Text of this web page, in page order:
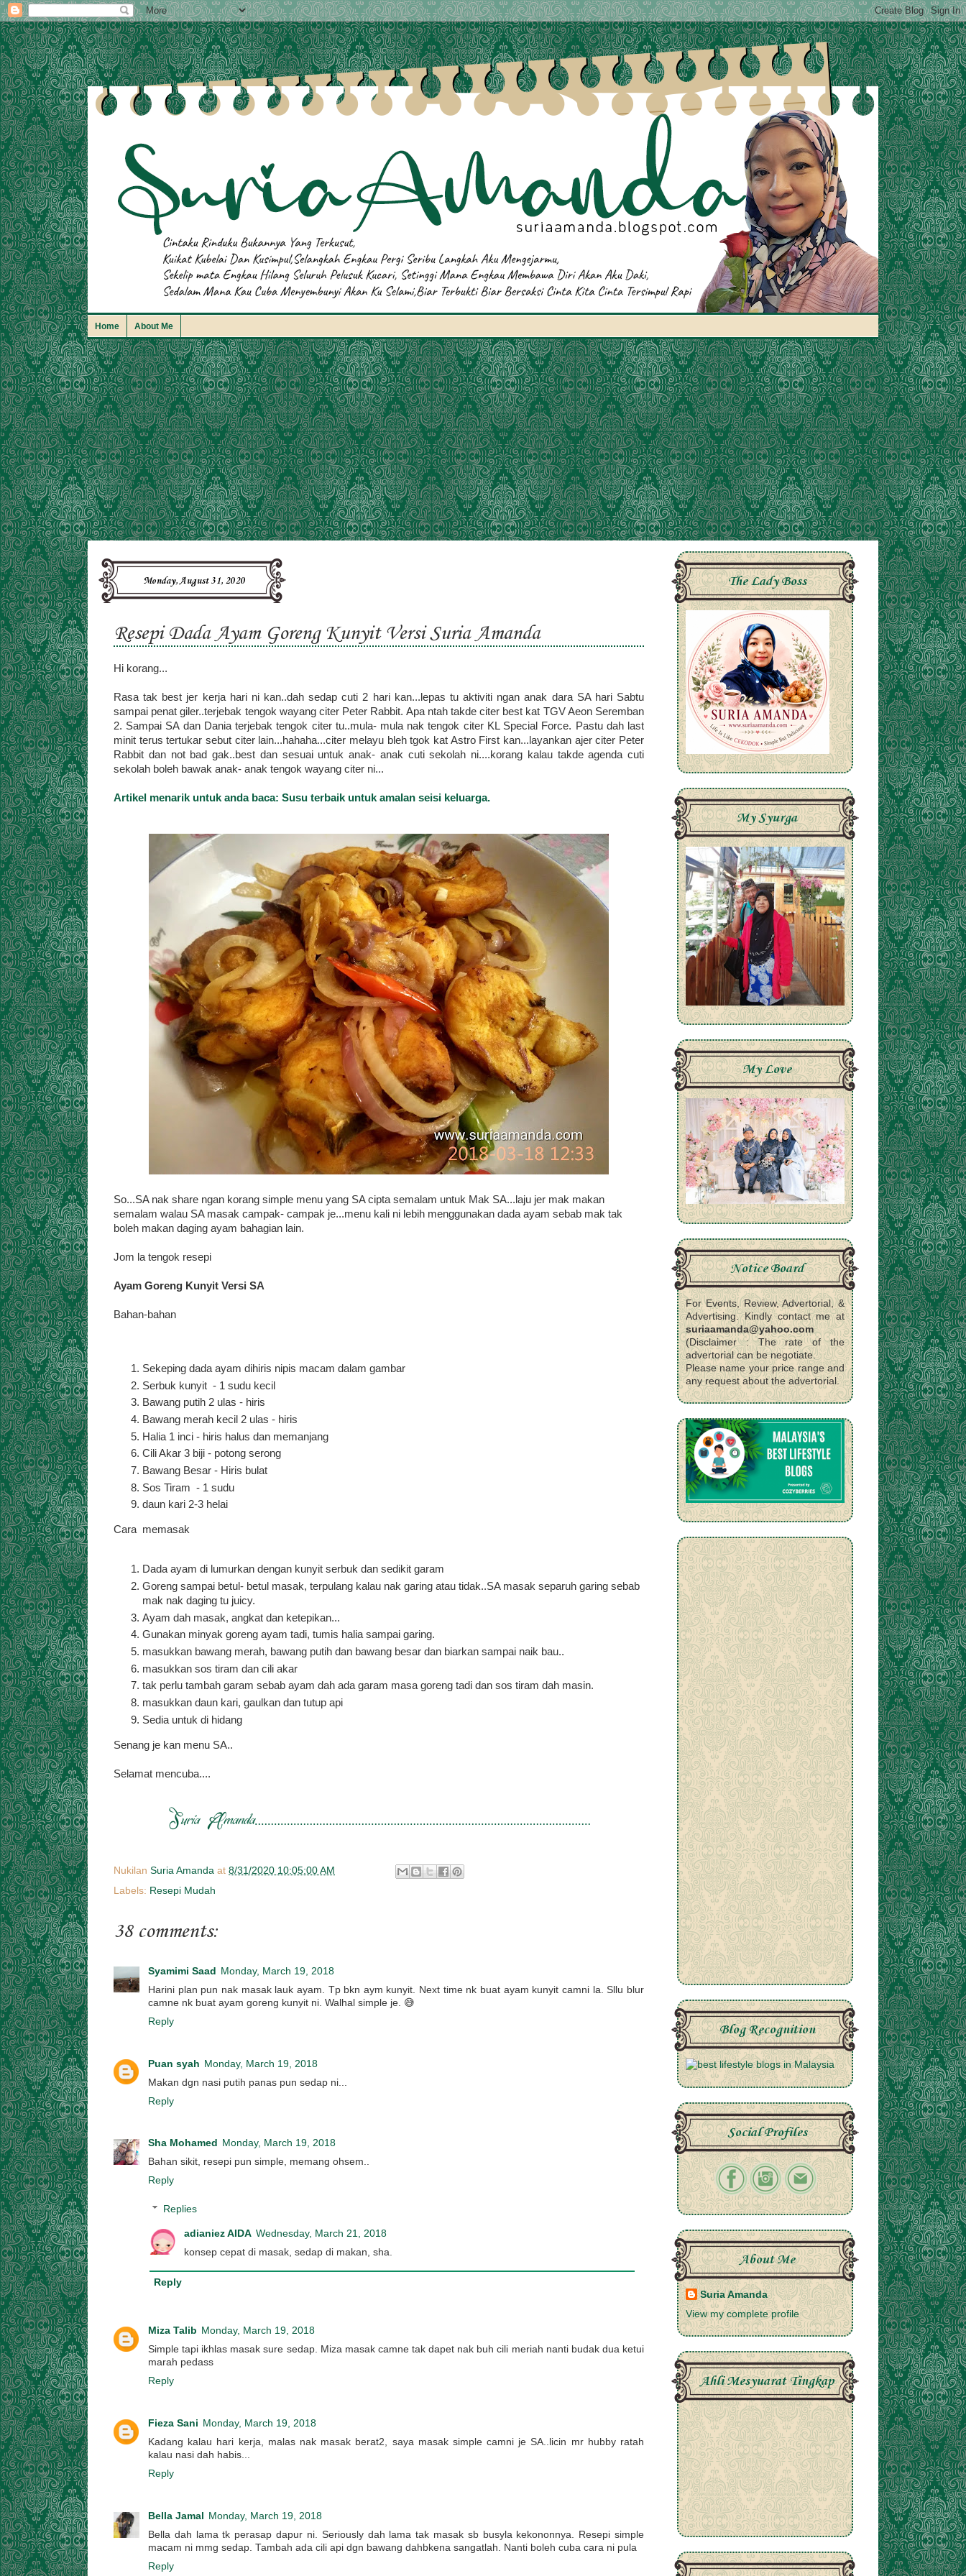
Home About Me
Monday, August 31, 2020
Resepi Dada Ayam Goreng Kunyit Versi Suria Amanda
Hi korang...
Rasa tak best jer kerja hari ni kan..dah sedap cuti 2 hari kan...lepas tu aktiviti ngan anak dara SA hari Sabtu
sampai penat giler..terjebak tengok wayang citer Peter Rabbit. Apa ntah takde citer best kat TGV Aeon Seremban
2. Sampai SA dan Dania terjebak tengok citer tu..mula- mula nak tengok citer KL Special Force. Pastu dah last
minit terus tertukar sebut citer lain...hahaha...citer melayu bleh tgok kat Astro First kan...layankan ajer citer Peter
Rabbit dan not bad gak..best dan sesuai untuk anak- anak cuti sekolah ni....korang kalau takde agenda cuti
sekolah boleh bawak anak- anak tengok wayang citer ni...
Artikel menarik untuk anda baca: Susu terbaik untuk amalan seisi keluarga.
So...SA nak share ngan korang simple menu yang SA cipta semalam untuk Mak SA...laju jer mak makan
semalam walau SA masak campak- campak je...menu kali ni lebih menggunakan dada ayam sebab mak tak
boleh makan daging ayam bahagian lain.
Jom la tengok resepi
Ayam Goreng Kunyit Versi SA
Bahan-bahan
Sekeping dada ayam dihiris nipis macam dalam gambar
Serbuk kunyit - 1 sudu kecil
Bawang putih 2 ulas - hiris
Bawang merah kecil 2 ulas - hiris
Halia 1 inci - hiris halus dan memanjang
Cili Akar 3 biji - potong serong
Bawang Besar - Hiris bulat
Sos Tiram - 1 sudu
daun kari 2-3 helai
Cara memasak
Dada ayam di lumurkan dengan kunyit serbuk dan sedikit garam
Goreng sampai betul- betul masak, terpulang kalau nak garing atau tidak..SA masak separuh garing sebab
mak nak daging tu juicy.
Ayam dah masak, angkat dan ketepikan...
Gunakan minyak goreng ayam tadi, tumis halia sampai garing.
masukkan bawang merah, bawang putih dan bawang besar dan biarkan sampai naik bau..
masukkan sos tiram dan cili akar
tak perlu tambah garam sebab ayam dah ada garam masa goreng tadi dan sos tiram dah masin.
masukkan daun kari, gaulkan dan tutup api
Sedia untuk di hidang
Senang je kan menu SA..
Selamat mencuba....
Nukilan Suria Amanda at 8/31/2020 10:05:00 AM
Labels: Resepi Mudah
38 comments:
Syamimi Saad Monday, March 19, 2018
Harini plan pun nak masak lauk ayam. Tp bkn aym kunyit. Next time nk buat ayam kunyit camni la. Sllu blur
camne nk buat ayam goreng kunyit ni. Walhal simple je. 😅
Reply
Puan syah Monday, March 19, 2018
Makan dgn nasi putih panas pun sedap ni...
Reply
Sha Mohamed
Monday, March 19, 2018
Bahan sikit, resepi pun simple, memang ohsem..
Reply
Replies
adianiez AIDA Wednesday, March 21, 2018
konsep cepat di masak, sedap di makan, sha.
Reply
Miza Talib Monday, March 19, 2018
Simple tapi ikhlas masak sure sedap. Miza masak camne tak dapet nak buh cili meriah nanti budak dua ketui
marah pedass
Reply
Fieza Sani Monday, March 19, 2018
Kadang kalau hari kerja, malas nak masak berat2, saya masak simple camni je SA..licin mr hubby ratah
kalau nasi dah habis...
Reply
Bella Jamal
Monday, March 19, 2018
Bella dah lama tk perasap dapur ni. Seriously dah lama tak masak sb busyla kekononnya. Resepi simple
macam ni mmg sedap. Tambah ada cili api dgn bawang dahbkena sangatlah. Nanti boleh cuba cara ni pula
Reply
The Lady Boss
My Syurga
My Love
Notice Board
For Events, Review, Advertorial, &
Advertising. Kindly contact me at
suriaamanda@yahoo.com
(Disclaimer : The rate of the
advertorial can be negotiate.
Please name your price range and
any request about the advertorial.
Blog Recognition
Social Profiles
About Me
Suria Amanda
View my complete profile
Ahli Mesyuarat Tingkap